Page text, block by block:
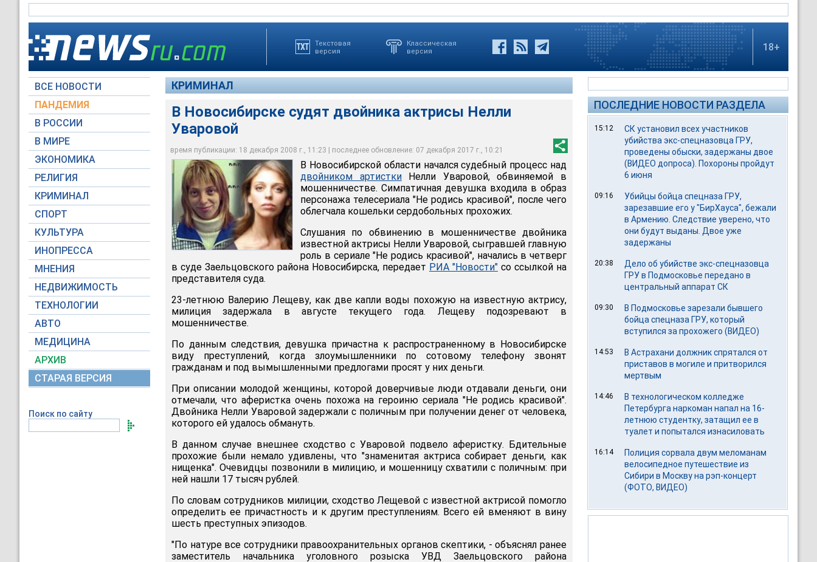
Текстовая
версия
Классическая
версия
18+
ВСЕ НОВОСТИ
ПАНДЕМИЯ
В РОССИИ
В МИРЕ
ЭКОНОМИКА
РЕЛИГИЯ
КРИМИНАЛ
СПОРТ
КУЛЬТУРА
ИНОПРЕССА
МНЕНИЯ
НЕДВИЖИМОСТЬ
ТЕХНОЛОГИИ
АВТО
МЕДИЦИНА
АРХИВ
СТАРАЯ ВЕРСИЯ
Поиск по сайту
КРИМИНАЛ
В Новосибирске судят двойника актрисы Нелли
Уваровой
время публикации: 18 декабря 2008 г., 11:23 | последнее обновление: 07 декабря 2017 г., 10:21
В Новосибирске судят двойника актрисы Нелли Уваровой
Life.ru
В Новосибирской области начался судебный процесс над
двойником артисткиНелли Уваровой, обвиняемой в
мошенничестве. Симпатичная девушка входила в образ
персонажа телесериала "Не родись красивой", после чего
облегчала кошельки сердобольных прохожих.
Слушания по обвинению в мошенничестве двойника
известной актрисы Нелли Уваровой, сыгравшей главную
роль в сериале "Не родись красивой", начались в четверг
в суде Заельцовского района Новосибирска, передает РИА "Новости" со ссылкой на
представителя суда.
23-летнюю Валерию Лещеву, как две капли воды похожую на известную актрису,
милиция задержала в августе текущего года. Лещеву подозревают в
мошенничестве.
По данным следствия, девушка причастна к распространенному в Новосибирске
виду преступлений, когда злоумышленники по сотовому телефону звонят
гражданам и под вымышленными предлогами просят у них деньги.
При описании молодой женщины, которой доверчивые люди отдавали деньги, они
отмечали, что аферистка очень похожа на героиню сериала "Не родись красивой".
Двойника Нелли Уваровой задержали с поличным при получении денег от человека,
которого ей удалось обмануть.
В данном случае внешнее сходство с Уваровой подвело аферистку. Бдительные
прохожие были немало удивлены, что "знаменитая актриса собирает деньги, как
нищенка". Очевидцы позвонили в милицию, и мошенницу схватили с поличным: при
ней нашли 17 тысяч рублей.
По словам сотрудников милиции, сходство Лещевой с известной актрисой помогло
определить ее причастность и к другим преступлениям. Всего ей вменяют в вину
шесть преступных эпизодов.
"По натуре все сотрудники правоохранительных органов скептики, - объяснял ранее
заместитель начальника уголовного розыска УВД Заельцовского района
ПОСЛЕДНИЕ НОВОСТИ РАЗДЕЛА
15:12
СК установил всех участников
убийства экс-спецназовца ГРУ,
проведены обыски, задержаны двое
(ВИДЕО допроса). Похороны пройдут
6 июня
09:16
Убийцы бойца спецназа ГРУ,
зарезавшие его у "БирХауса", бежали
в Армению. Следствие уверено, что
они будут выданы. Двое уже
задержаны
20:38
Дело об убийстве экс-спецназовца
ГРУ в Подмосковье передано в
центральный аппарат СК
09:30
В Подмосковье зарезали бывшего
бойца спецназа ГРУ, который
вступился за прохожего (ВИДЕО)
14:53
В Астрахани должник спрятался от
приставов в могиле и притворился
мертвым
14:46
В технологическом колледже
Петербурга наркоман напал на 16-
летнюю студентку, затащил ее в
туалет и попытался изнасиловать
16:14
Полиция сорвала двум меломанам
велосипедное путешествие из
Сибири в Москву на рэп-концерт
(ФОТО, ВИДЕО)